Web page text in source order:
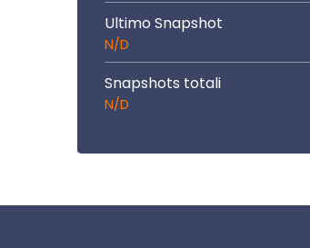
Ultimo Snapshot
N/D
Snapshots totali
N/D